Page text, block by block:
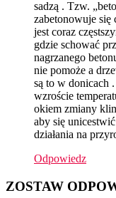
sadzą . Tzw.
zabetonowuje
jest coraz
gdzie schować
nagrzanego
nie pomoże a
są to w donicach
wzroście
okiem zmiany
aby się
działania na
Odpowiedz
ZOSTAW